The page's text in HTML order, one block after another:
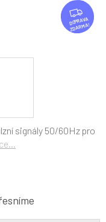
Z
D
A
ZDARMA
signály 50/60Hz pro